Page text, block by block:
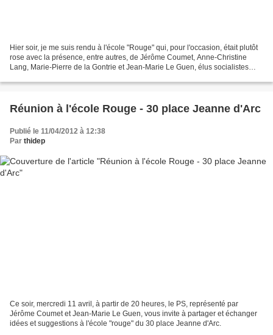
Hier soir, je me suis rendu à l'école "Rouge" qui, pour l'occasion, était plutôt
rose avec la présence, entre autres, de Jérôme Coumet, Anne-Christine
Lang, Marie-Pierre de la Gontrie et Jean-Marie Le Guen, élus socialistes
Réunion à l'école Rouge - 30 place Jeanne d'Arc
Publié le 11/04/2012 à 12:38
Par thidep
Ce soir, mercredi 11 avril, à partir de 20 heures, le PS, représenté par
Jérôme Coumet et Jean-Marie Le Guen, vous invite à partager et échanger
idées et suggestions à l'école "rouge" du 30 place Jeanne d'Arc.